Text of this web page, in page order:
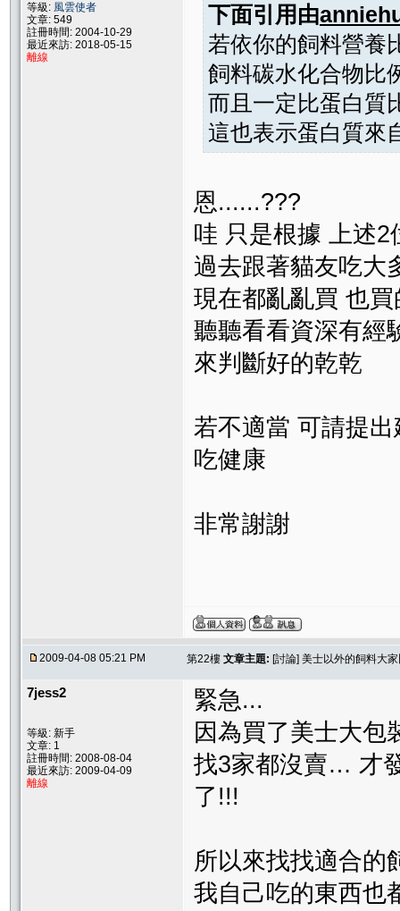
等級: 風雲使者
文章: 549
註冊時間: 2004-10-29
最近來訪: 2018-05-15
離線
下面引用由
若依你的飼料營養
飼料碳水化合物比
而且一定比蛋白質
這也表示蛋白質來
恩......???
哇 只是根據 上述2
過去跟著貓友吃大
現在都亂亂買 也
聽聽看看資深有經
來判斷好的乾乾
若不適當 可請提
吃健康
非常謝謝
2009-04-08 05:21 PM 第22樓 文章主題: [討論] 美士以外的飼料大
7jess2
等級: 新手
文章: 1
註冊時間: 2008-08-04
最近來訪: 2009-04-09
離線
緊急...
因為買了美士大
找3家都沒賣… 才
了!!!
所以來找找適合的
我自己吃的東西也